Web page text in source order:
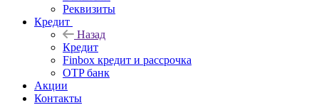
Реквизиты
Кредит
Назад
Кредит
Finbox кредит и рассрочка
OTP банк
Акции
Контакты